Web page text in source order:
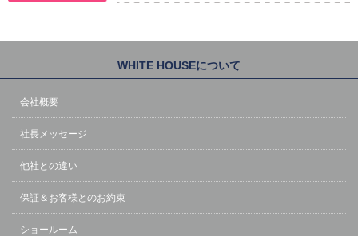
WHITE HOUSEについて
会社概要
社長メッセージ
他社との違い
保証＆お客様とのお約束
ショールーム